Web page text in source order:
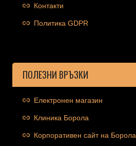
Контакти
Политика GDPR
ПОЛЕЗНИ ВРЪЗКИ
Електронен магазин
Клиника Борола
Корпоративен сайт на Борола